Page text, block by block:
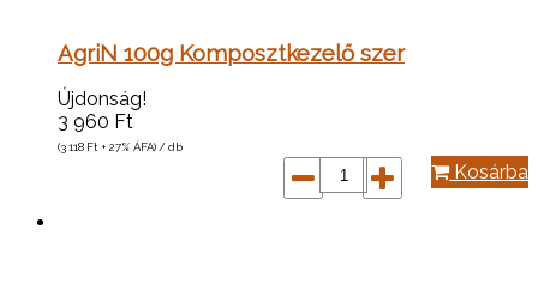
AgriN 100g Komposztkezelő szer
Újdonság!
3 960 Ft
(3 118 Ft + 27% ÁFA) / db
Kosárba